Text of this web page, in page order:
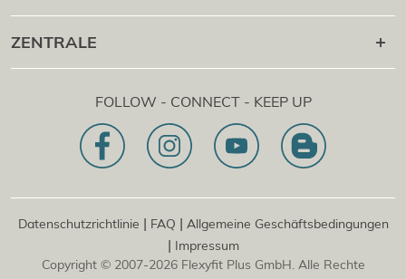
Flexyfit Massage Academy
Flexyfit®Beauty Academy
+43 1 997 27 38
[email protected]
Beratungs- & Onlineanfrage
Unser Leitbild
ZENTRALE
1030 | Österreich
Dietrichgasse 27 E.EG2
Zweigstelle | DE
Konrad-Zuse-Platz 8
FOLLOW - CONNECT - KEEP UP
Datenschutzrichtlinie | FAQ | Allgemeine Geschäftsbedingungen
| Impressum
Copyright © 2007-2026 Flexyfit Plus GmbH. Alle Rechte